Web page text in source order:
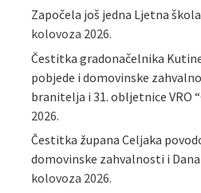
Započela još jedna Ljetna
kolovoza 2026.
Čestitka gradonačelnika
pobjede i domovinske
branitelja i 31. obljetnice VRO
2026.
Čestitka župana Celjaka
domovinske zahvalnosti i
kolovoza 2026.